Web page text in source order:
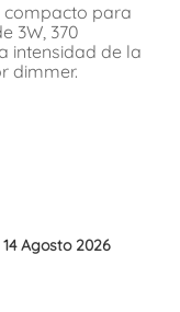
compacto para
3W, 370
intensidad de la
dimmer.
Agosto 2026